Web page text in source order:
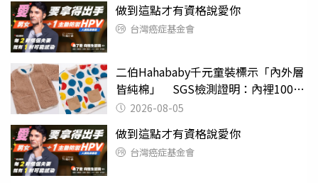
做到這點才有資格說愛你
台灣癌症基金會
二伯Hahababy千元童裝標示「內外層
皆純棉」 SGS檢測證明：內裡100%
聚酯纖維
2026-08-05
做到這點才有資格說愛你
台灣癌症基金會